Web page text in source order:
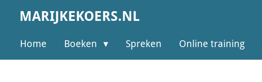
MARIJKEKOERS.NL
Home Boeken Spreken Online training